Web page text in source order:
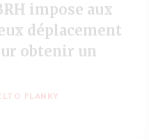
impose aux
déplacement
obtenir un
FLANKY